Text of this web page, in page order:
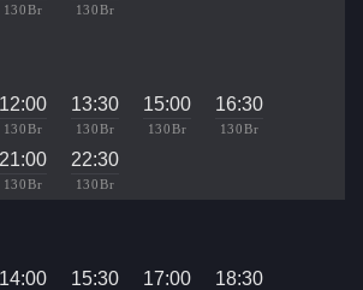
130 Br 130 Br
12:00
130 Br
13:30
130 Br
15:00
130 Br
16:30
130 Br
21:00
130 Br
22:30
130 Br
14:00 15:30 17:00 18:30